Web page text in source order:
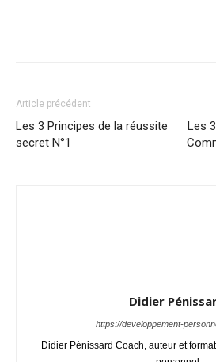
Article précédent
Les 3 Principes de la réussite
secret N°1
Les
Didier
https://developpement-
Didier Pénissard Coach, auteur et